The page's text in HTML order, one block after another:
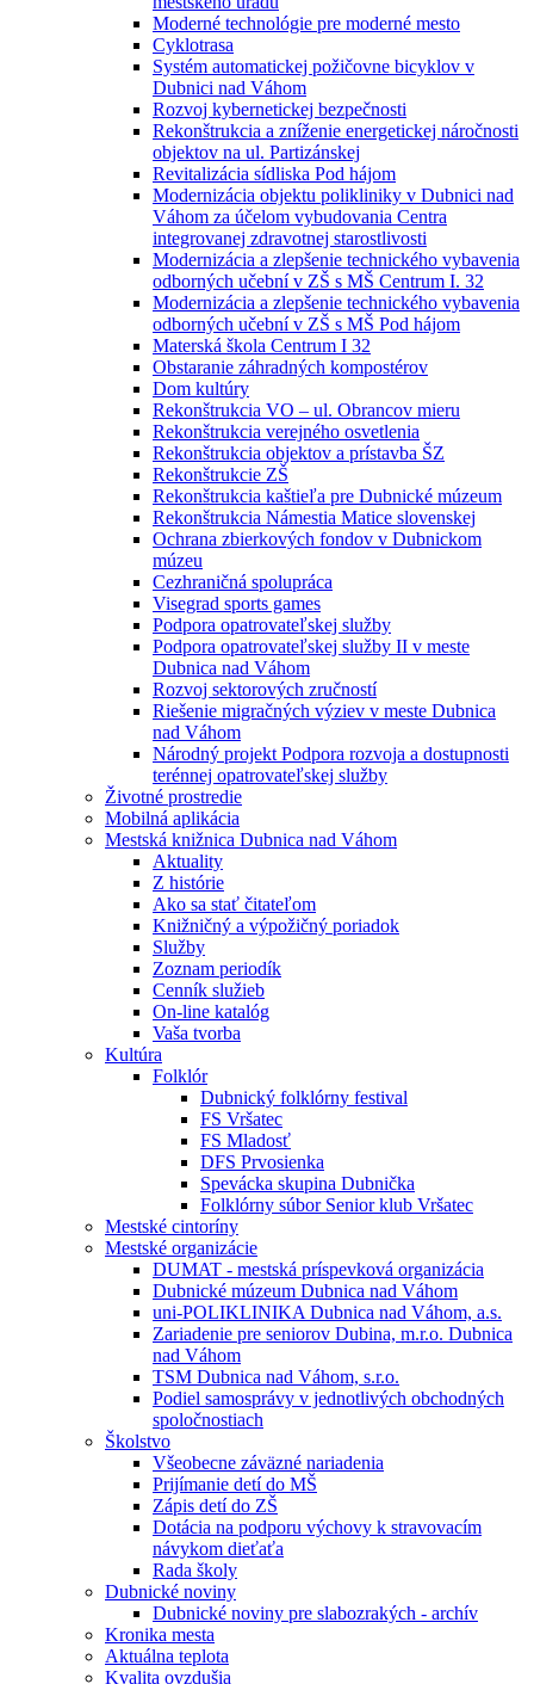
Moderné technológie pre moderné mesto
Cyklotrasa
Systém automatickej požičovne bicyklov v
Dubnici nad Váhom
Rozvoj kybernetickej bezpečnosti
Rekonštrukcia a zníženie energetickej náročnosti
objektov na ul. Partizánskej
Revitalizácia sídliska Pod hájom
Modernizácia objektu polikliniky v Dubnici nad
Váhom za účelom vybudovania Centra
integrovanej zdravotnej starostlivosti
Modernizácia a zlepšenie technického vybavenia
odborných učební v ZŠ s MŠ Centrum I. 32
Modernizácia a zlepšenie technického vybavenia
odborných učební v ZŠ s MŠ Pod hájom
Materská škola Centrum I 32
Obstaranie záhradných kompostérov
Dom kultúry
Rekonštrukcia VO – ul. Obrancov mieru
Rekonštrukcia verejného osvetlenia
Rekonštrukcia objektov a prístavba ŠZ
Rekonštrukcie ZŠ
Rekonštrukcia kaštieľa pre Dubnické múzeum
Rekonštrukcia Námestia Matice slovenskej
Ochrana zbierkových fondov v Dubnickom
múzeu
Cezhraničná spolupráca
Visegrad sports games
Podpora opatrovateľskej služby
Podpora opatrovateľskej služby II v meste
Dubnica nad Váhom
Rozvoj sektorových zručností
Riešenie migračných výziev v meste Dubnica
nad Váhom
Národný projekt Podpora rozvoja a dostupnosti
terénnej opatrovateľskej služby
Životné prostredie
Mobilná aplikácia
Mestská knižnica Dubnica nad Váhom
Aktuality
Z histórie
Ako sa stať čitateľom
Knižničný a výpožičný poriadok
Služby
Zoznam periodík
Cenník služieb
On-line katalóg
Vaša tvorba
Kultúra
Folklór
Dubnický folklórny festival
FS Vršatec
FS Mladosť
DFS Prvosienka
Spevácka skupina Dubnička
Folklórny súbor Senior klub Vršatec
Mestské cintoríny
Mestské organizácie
DUMAT - mestská príspevková organizácia
Dubnické múzeum Dubnica nad Váhom
uni-POLIKLINIKA Dubnica nad Váhom, a.s.
Zariadenie pre seniorov Dubina, m.r.o. Dubnica
nad Váhom
TSM Dubnica nad Váhom, s.r.o.
Podiel samosprávy v jednotlivých obchodných
spoločnostiach
Školstvo
Všeobecne záväzné nariadenia
Prijímanie detí do MŠ
Zápis detí do ZŠ
Dotácia na podporu výchovy k stravovacím
návykom dieťaťa
Rada školy
Dubnické noviny
Dubnické noviny pre slabozrakých - archív
Kronika mesta
Aktuálna teplota
Kvalita ovzdušia